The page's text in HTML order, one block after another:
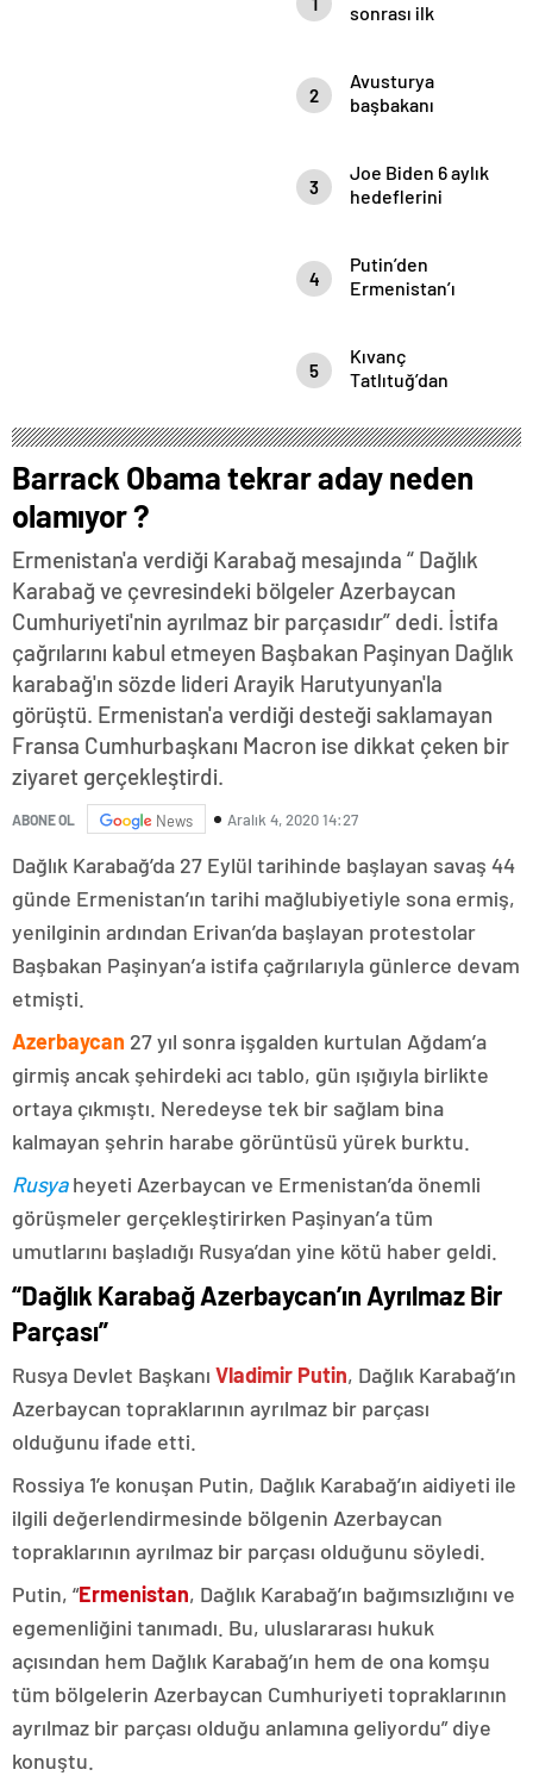
sonrası ilk
2
Avusturya
başbakanı
bilinmeyenler
3
Joe Biden 6 aylık
hedeflerini
4
Putin’den
Ermenistan’ı
Azerbaycan’ın
ayrılmaz bir
5
Kıvanç
Tatlıtuğ’dan
çok çarpıcı
röportaj.
Yemin Etti
Barrack Obama tekrar aday neden
olamıyor ?
Ermenistan'a verdiği Karabağ mesajında “ Dağlık
Karabağ ve çevresindeki bölgeler Azerbaycan
Cumhuriyeti'nin ayrılmaz bir parçasıdır” dedi. İstifa
çağrılarını kabul etmeyen Başbakan Paşinyan Dağlık
karabağ'ın sözde lideri Arayik Harutyunyan'la
görüştü. Ermenistan'a verdiği desteği saklamayan
Fransa Cumhurbaşkanı Macron ise dikkat çeken bir
ziyaret gerçekleştirdi.
ABONE OL News Aralık 4, 2020 14:27
Dağlık Karabağ’da 27 Eylül tarihinde başlayan savaş 44
günde Ermenistan’ın tarihi mağlubiyetiyle sona ermiş,
yenilginin ardından Erivan’da başlayan protestolar
Başbakan Paşinyan’a istifa çağrılarıyla günlerce devam
etmişti.
Azerbaycan 27 yıl sonra işgalden kurtulan Ağdam’a
girmiş ancak şehirdeki acı tablo, gün ışığıyla birlikte
ortaya çıkmıştı. Neredeyse tek bir sağlam bina
kalmayan şehrin harabe görüntüsü yürek burktu.
Rusyaheyeti Azerbaycan ve Ermenistan’da önemli
görüşmeler gerçekleştirirken Paşinyan’a tüm
umutlarını başladığı Rusya’dan yine kötü haber geldi.
“Dağlık Karabağ Azerbaycan’ın Ayrılmaz Bir
Parçası”
Rusya Devlet Başkanı Vladimir Putin, Dağlık Karabağ’ın
Azerbaycan topraklarının ayrılmaz bir parçası
olduğunu ifade etti.
Rossiya 1’e konuşan Putin, Dağlık Karabağ’ın aidiyeti ile
ilgili değerlendirmesinde bölgenin Azerbaycan
topraklarının ayrılmaz bir parçası olduğunu söyledi.
Putin, “Ermenistan, Dağlık Karabağ’ın bağımsızlığını ve
egemenliğini tanımadı. Bu, uluslararası hukuk
açısından hem Dağlık Karabağ’ın hem de ona komşu
tüm bölgelerin Azerbaycan Cumhuriyeti topraklarının
ayrılmaz bir parçası olduğu anlamına geliyordu” diye
konuştu.